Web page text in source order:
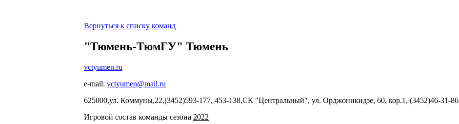
Вернуться к списку команд
"Тюмень-ТюмГУ" Тюмень
vctyumen.ru
e-mail: vctyumen@mail.ru
625000,ул. Коммуны,22,(3452)593-177, 453-138,СК "Центральный", ул. Орджоникидзе, 60, кор.1, (3452)46-31-86
Игровой состав команды сезона 2022